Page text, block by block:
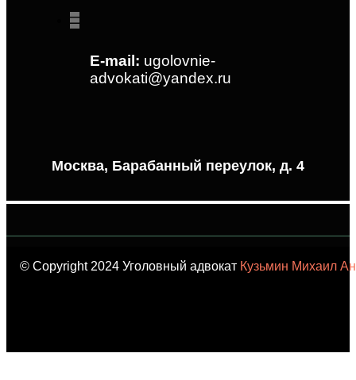
E-mail: ugolovnie-
advokati@yandex.ru
Москва, Барабанный переулок, д. 4
© Copyright 2024 Уголовный адвокат Кузьмин Михаил